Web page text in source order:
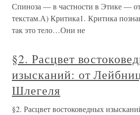
Спиноза — в частности в Этике —
текстам.А) Критика1. Критика
так это тело…Они не
§2. Расцвет
изысканий: от
Шлегеля
§2. Расцвет востоковедных